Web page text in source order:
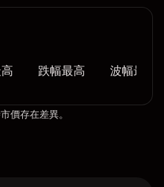
跌幅最高 波幅最大
價存在差異。